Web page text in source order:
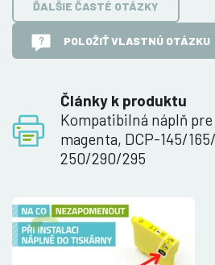
Články k produktu
Kompatibilná náplň
magenta, DCP-145/
250/290/295
ĎALŠIE ČASTÉ OTÁZKY
POLOŽIŤ VLASTNÚ OTÁZKU